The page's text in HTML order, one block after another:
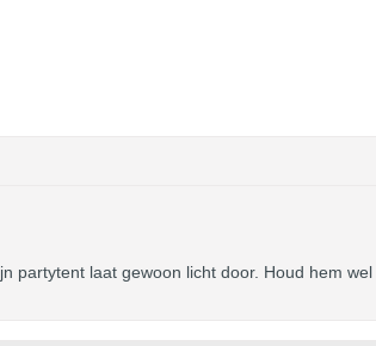
partytent laat gewoon licht door. Houd hem